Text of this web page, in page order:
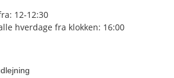
12-12:30
hverdage fra klokken: 16:00